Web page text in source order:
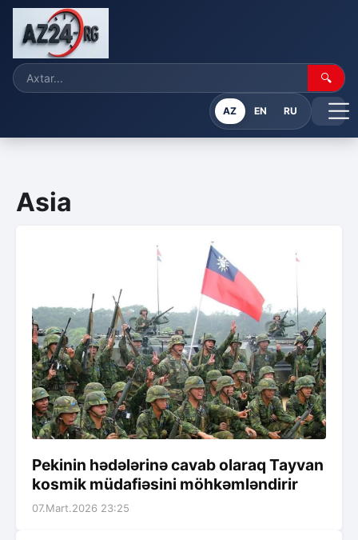
🔍
AZ EN RU
Asia
Pekinin hədələrinə cavab olaraq Tayvan
kosmik müdafiəsini möhkəmləndirir
07.Mart.2026 23:25